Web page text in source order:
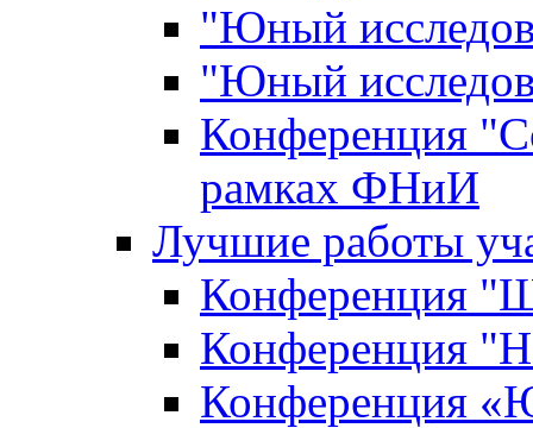
"Юный
"Юный
Конференция
рамках ФНиИ
Лучшие работы
Конференция
Конференция
Конференция